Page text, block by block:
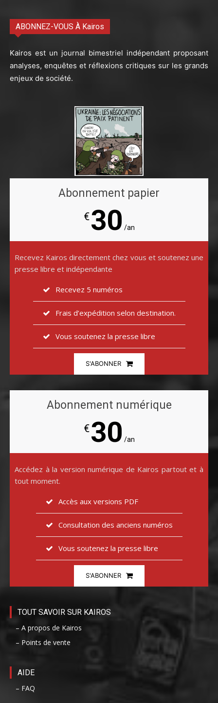
ABONNEZ-VOUS À Kairos
Kairos est un journal bimestriel indépendant proposant
analyses, enquêtes et réflexions critiques sur les grands
enjeux de société.
Abonnement papier
€30 /an
Recevez Kairos directement chez vous et soutenez une
presse libre et indépendante
Recevez 5 numéros
Frais d’expédition selon destination.
Vous soutenez la presse libre
S'ABONNER
Abonnement numérique
€30 /an
Accédez à la version numérique de Kairos partout et à
tout moment.
Accès aux versions PDF
Consultation des anciens numéros
Vous soutenez la presse libre
S'ABONNER
TOUT SAVOIR SUR KAIROS
– A propos de Kairos
– Points de vente
AIDE
– FAQ